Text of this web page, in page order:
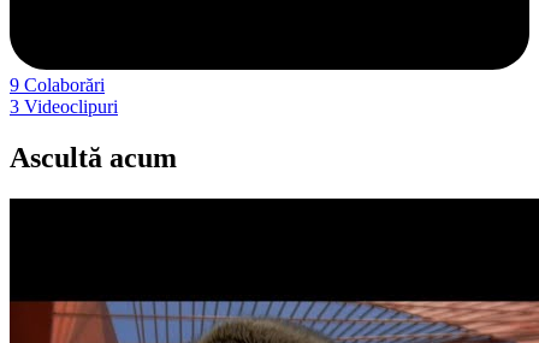
9 Colaborări
3 Videoclipuri
Ascultă acum